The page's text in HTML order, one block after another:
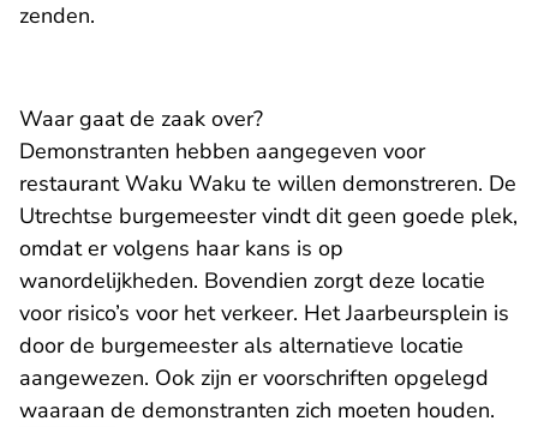
zenden.
Waar gaat de zaak over?
Demonstranten hebben aangegeven voor
restaurant Waku Waku te willen demonstreren. De
Utrechtse burgemeester vindt dit geen goede plek,
omdat er volgens haar kans is op
wanordelijkheden. Bovendien zorgt deze locatie
voor risico’s voor het verkeer. Het Jaarbeursplein is
door de burgemeester als alternatieve locatie
aangewezen. Ook zijn er voorschriften opgelegd
waaraan de demonstranten zich moeten houden.